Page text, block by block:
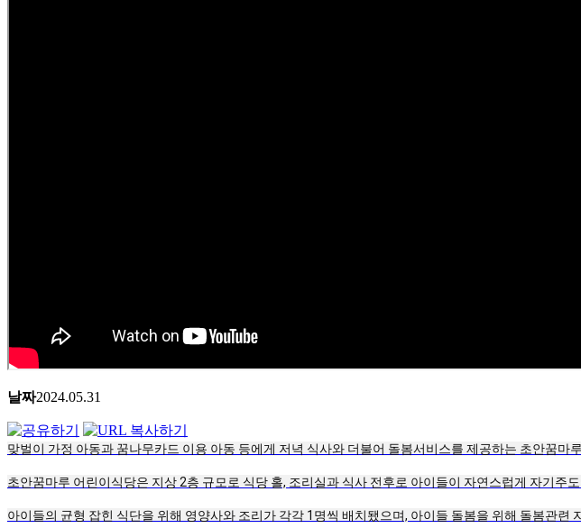
날짜2024.05.31
맞벌이 가정 아동과 꿈나무카드 이용 아동 등에게 저녁 식사와 더불어 돌봄서비스를 제공하는 초안꿈마
초안꿈마루 어린이식당은 지상 2층 규모로 식당 홀, 조리실과 식사 전후로 아이들이 자연스럽게 자기주
아이들의 균형 잡힌 식단을 위해 영양사와 조리가 각각 1명씩 배치됐으며, 아이들 돌봄을 위해 돌봄관련